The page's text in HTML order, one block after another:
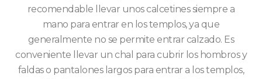
recomendable llevar unos calcetines siempre a
mano para entrar en los templos, ya que
generalmente no se permite entrar calzado. Es
conveniente llevar un chal para cubrir los hombros y
faldas o pantalones largos para entrar a los templos,